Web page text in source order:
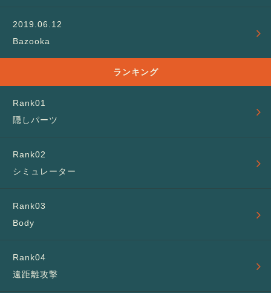
Bazooka
ランキング
隠しパーツ
シミュレーター
Body
遠距離攻撃